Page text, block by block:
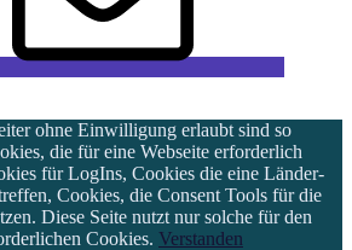
ohne Einwilligung erlaubt sind so
die für eine Webseite erforderlich
für LogIns, Cookies die eine Länder-
Cookies, die Consent Tools für die
Diese Seite nutzt nur solche für den
Cookies. Verstanden